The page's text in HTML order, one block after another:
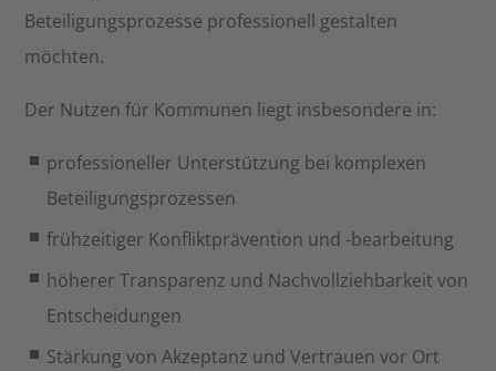
Beteiligungsprozesse professionell gestalten
möchten.
Der Nutzen für Kommunen liegt insbesondere in:
professioneller Unterstützung bei komplexen
Beteiligungsprozessen
frühzeitiger Konfliktprävention und -bearbeitung
höherer Transparenz und Nachvollziehbarkeit von
Entscheidungen
Stärkung von Akzeptanz und Vertrauen vor Ort